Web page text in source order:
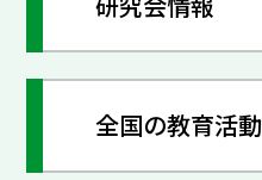
全国の教育活動